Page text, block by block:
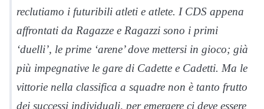
reclutiamo i futuribili atleti e atlete. I CDS appena
affrontati da Ragazze e Ragazzi sono i primi
‘duelli’, le prime ‘arene’ dove mettersi in gioco; già
più impegnative le gare di Cadette e Cadetti. Ma le
vittorie nella classifica a squadre non è tanto frutto
dei successi individuali, per emergere ci deve essere